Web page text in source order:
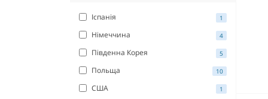
Іспанія 1
Німеччина 4
Південна Корея 5
Польща 10
США 1